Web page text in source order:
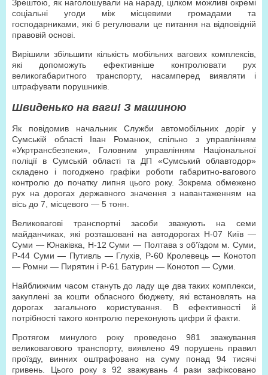
Зрештою, як наголошували на нараді, цілком можливі окремі
соціальні угоди між місцевими громадами та
господарниками, які б регулювали це питання на відповідній
правовій основі.
Вирішили збільшити кількість мобільних вагових комплексів,
які допоможуть ефективніше контролювати рух
великогабаритного транспорту, насамперед виявляти і
штрафувати порушників.
Швиденько на ваги! З машиною
Як повідомив начальник Служби автомобільних доріг у
Сумській області Іван Романюк, спільно з управлінням
«Укртрансбезпеки», Головним управлінням Національної
поліції в Сумській області та ДП «Сумський облавтодор»
складено і погоджено графіки роботи габаритно-вагового
контролю до початку липня цього року. Зокрема обмежено
рух на дорогах державного значення з навантаженням на
вісь до 7, місцевого — 5 тонн.
Великовагові транспортні засоби зважують на семи
майданчиках, які розташовані на автодорогах Н-07 Київ —
Суми — Юнаківка, Н-12 Суми — Полтава з об’їздом м. Суми,
Р-44 Суми — Путивль — Глухів, Р-60 Кролевець — Конотоп
— Ромни — Пирятин і Р-61 Батурин — Конотоп — Суми.
Найближчим часом стануть до ладу ще два таких комплекси,
закуплені за кошти обласного бюджету, які встановлять на
дорогах загального користування. В ефективності й
потрібності такого контролю переконують цифри й факти.
Протягом минулого року проведено 981 зважування
великовагового транспорту, виявлено 49 порушень правил
проїзду, винних оштрафовано на суму понад 94 тисячі
гривень. Цього року з 92 зважувань 4 рази зафіксовано